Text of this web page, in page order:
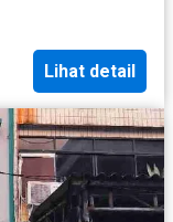
Lihat detail